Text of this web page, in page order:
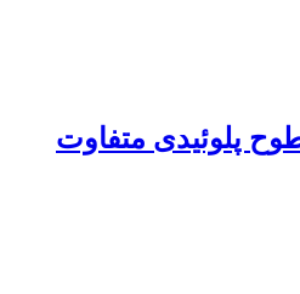
پلوئیدی متفاوت